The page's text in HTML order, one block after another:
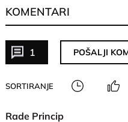
KOMENTARI
1 POŠALJI
SORTIRANJE
Rade Princip